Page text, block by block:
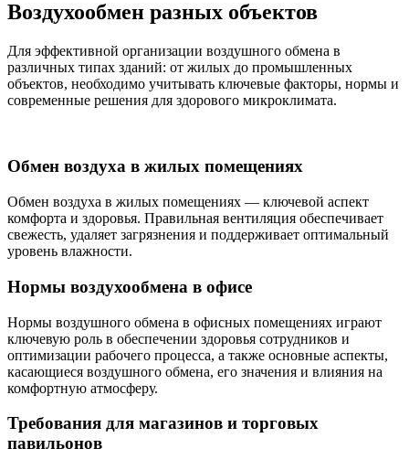
Воздухообмен разных объектов
Для эффективной организации воздушного обмена в
различных типах зданий: от жилых до промышленных
объектов, необходимо учитывать ключевые факторы, нормы и
современные решения для здорового микроклимата.
Обмен воздуха в жилых помещениях
Обмен воздуха в жилых помещениях — ключевой аспект
комфорта и здоровья. Правильная вентиляция обеспечивает
свежесть, удаляет загрязнения и поддерживает оптимальный
уровень влажности.
Нормы воздухообмена в офисе
Нормы воздушного обмена в офисных помещениях играют
ключевую роль в обеспечении здоровья сотрудников и
оптимизации рабочего процесса, а также основные аспекты,
касающиеся воздушного обмена, его значения и влияния на
комфортную атмосферу.
Требования для магазинов и торговых
павильонов